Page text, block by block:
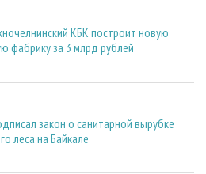
КБК построит новую
фабрику за 3 млрд рублей
закон о санитарной вырубке
леса на Байкале